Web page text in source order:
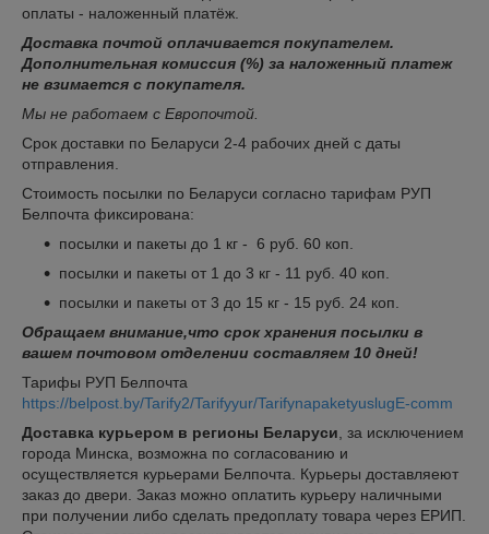
оплаты - наложенный платёж.
Доставка почтой оплачивается покупателем.
Дополнительная комиссия (%) за наложенный платеж
не взимается с покупателя.
Мы не работаем с Европочтой.
Срок доставки по Беларуси 2-4 рабочих дней с даты
отправления.
Стоимость посылки по Беларуси согласно тарифам РУП
Белпочта фиксирована:
посылки и пакеты до 1 кг - 6 руб. 60 коп.
посылки и пакеты от 1 до 3 кг - 11 руб. 40 коп.
посылки и пакеты от 3 до 15 кг - 15 руб. 24 коп.
Обращаем внимание,что срок хранения посылки в
вашем почтовом отделении составляем 10 дней!
Тарифы РУП Белпочта
https://belpost.by/Tarify2/Tarifyyur/TarifynapaketyuslugE-comm
Доставка курьером в регионы Беларуси , за исключением
города Минска, возможна по согласованию и
осуществляется курьерами Белпочта. Курьеры доставляеют
заказ до двери. Заказ можно оплатить курьеру наличными
при получении либо сделать предоплату товара через ЕРИП.